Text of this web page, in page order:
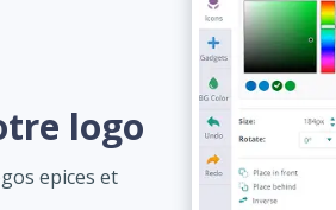
logo
epices et